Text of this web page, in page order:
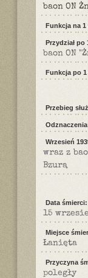
baon ON
Funkcja na 1
Przydział po
baon ON
Funkcja po 1
Przebieg
Wrzesień
wraz z
Bzurą
Data śmierci:
15
Miejsce
Łanięta
Przyczyna
poległy